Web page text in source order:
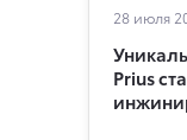
28 июля
Prius